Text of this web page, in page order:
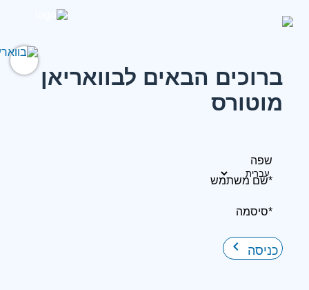
ברוכים הבאים לבוואריאן
מוטורס
שפה
*שם משתמש
*סיסמה
כניסה keyboard_arrow_right